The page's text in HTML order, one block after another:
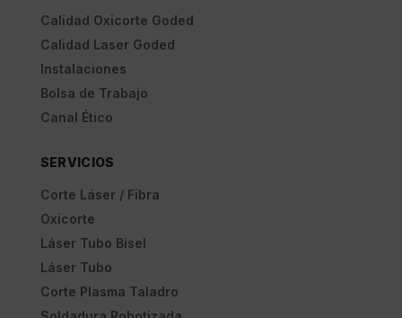
Calidad Oxicorte Goded
Calidad Laser Goded
Instalaciones
Bolsa de Trabajo
Canal Ético
SERVICIOS
Corte Láser / Fibra
Oxicorte
Láser Tubo Bisel
Láser Tubo
Corte Plasma Taladro